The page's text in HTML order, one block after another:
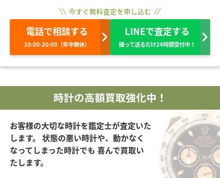
今すぐ無料査定を申し込む
電話で相談する
10:00-20:00（年中無休）
LINEで査定する
撮って送るだけ24時間受付中！
時計の高額買取強化中！
お客様の大切な時計を鑑定士が査定いた
します。 状態の悪い時計や、動かなく
なってしまった時計でも 喜んで買取い
たします。